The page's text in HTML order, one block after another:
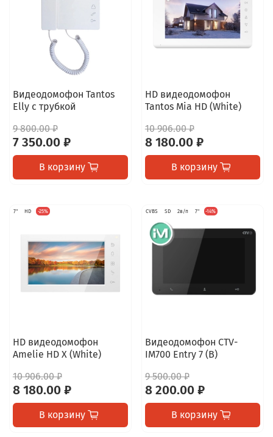
Видеодомофон Tantos
Elly с трубкой
9 800.00 ₽
7 350.00 ₽
В корзину
HD видеодомофон
Tantos Mia HD (White)
10 906.00 ₽
8 180.00 ₽
В корзину
7" HD -25%
HD видеодомофон
Amelie HD X (White)
10 906.00 ₽
8 180.00 ₽
В корзину
CVBS SD 2в/п 7" -14%
Видеодомофон CTV-
IM700 Entry 7 (B)
9 500.00 ₽
8 200.00 ₽
В корзину